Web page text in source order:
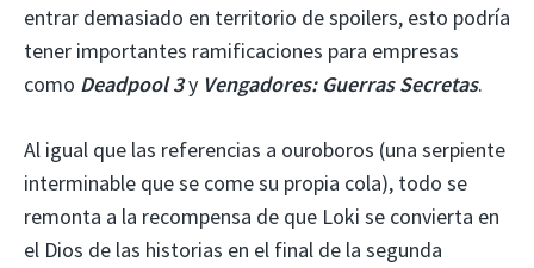
entrar demasiado en territorio de spoilers, esto podría
tener importantes ramificaciones para empresas
como Deadpool 3y Vengadores: Guerras Secretas.
Al igual que las referencias a ouroboros (una serpiente
interminable que se come su propia cola), todo se
remonta a la recompensa de que Loki se convierta en
el Dios de las historias en el final de la segunda